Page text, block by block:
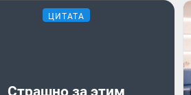
ЦИТАТА
Страшно за этим